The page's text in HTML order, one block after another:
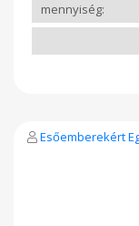
Esőemberekért